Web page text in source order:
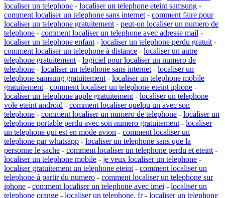
localiser un telephone - localiser un telephone eteint samsung -
comment localiser un telephone sans internet - comment faire pour
localiser un telephone gratuitement - peut-on localiser un numero de
telephone - comment localiser un telephone avec adresse mail -
localiser un telephone enfant - localiser un telephone perdu gratuit -
comment localiser un telephone à distance - localiser un autre
telephone gratuitement - logiciel pour localiser un numero de
telephone - localiser un telephone sans internet - localiser un
telephone samsung gratuitement - localiser un telephone mobile
gratuitement - comment localiser un telephone eteint iphone -
localiser un telephone apple gratuitement - localiser un telephone
vole eteint android - comment localiser quelqu un avec son
telephone - comment localiser un numero de telephone - localiser un
telephone portable perdu avec son numero gratuitement - localiser
un telephone qui est en mode avion - comment localiser un
telephone par whatsapp - localiser un telephone sans que la
personne le sache - comment localiser un telephone perdu et eteint -
localiser un telephone mobile - je veux localiser un telephone -
localiser gratuitement un telephone eteint - comment localiser un
telephone à partir du numero - comment localiser un telephone sur
iphone - comment localiser un telephone avec imei - localiser un
telephone orange - localiser un telephone. fr- localiser un telephone